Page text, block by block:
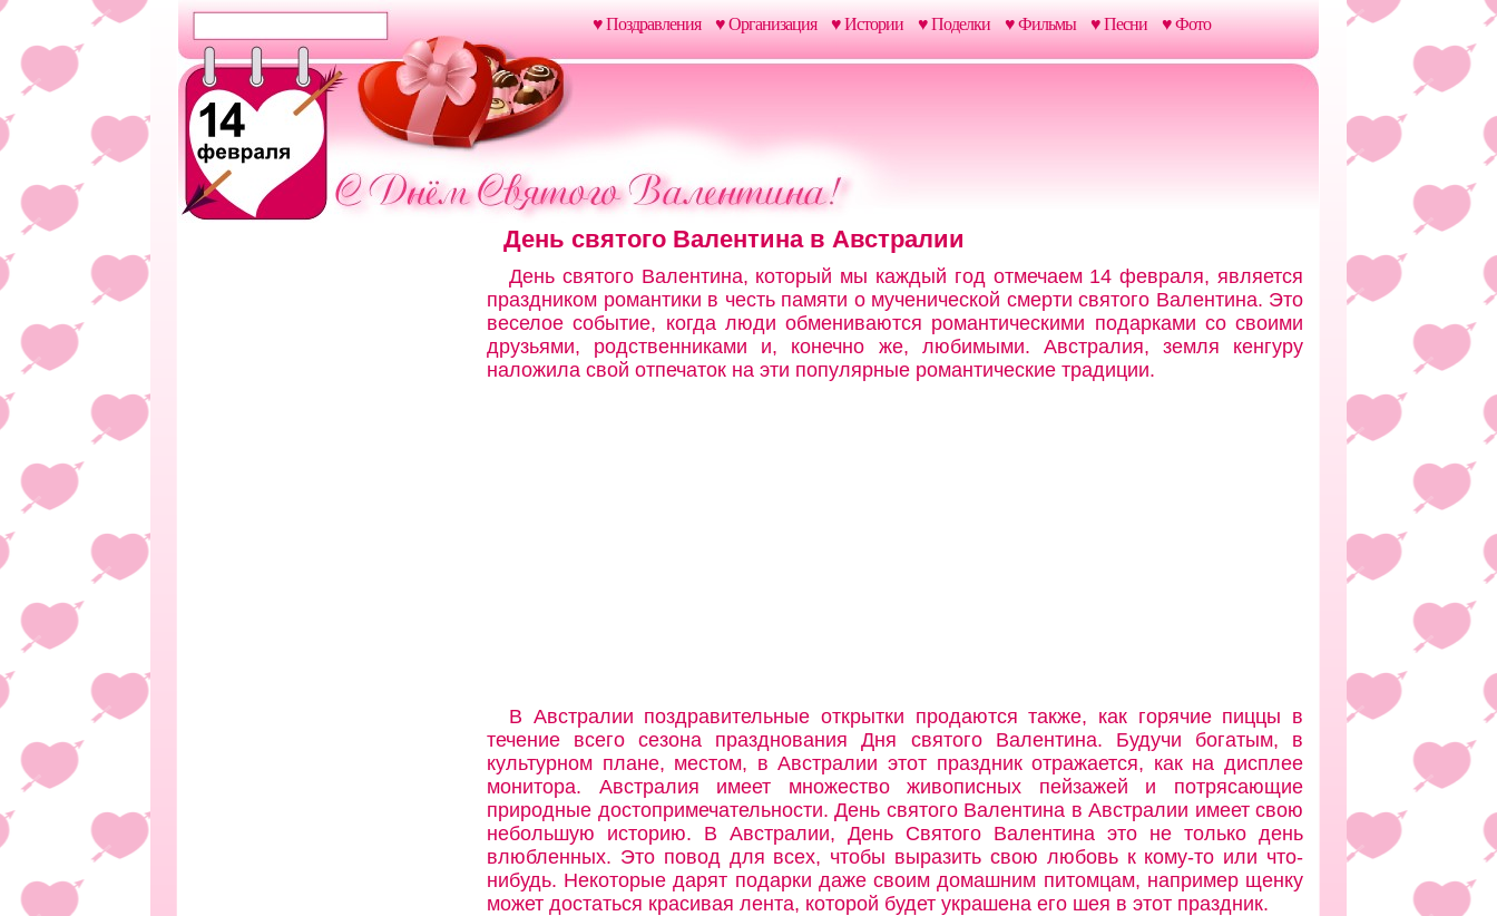
♥ Поздравления ♥ Организация ♥ Истории ♥ Поделки ♥ Фильмы ♥ Песни ♥ Фото
День святого Валентина в Австралии
День святого Валентина, который мы каждый год отмечаем 14 февраля, является
праздником романтики в честь памяти о мученической смерти святого Валентина. Это
веселое событие, когда люди обмениваются романтическими подарками со своими
друзьями, родственниками и, конечно же, любимыми. Австралия, земля кенгуру
наложила свой отпечаток на эти популярные романтические традиции.
В Австралии поздравительные открытки продаются также, как горячие пиццы в
течение всего сезона празднования Дня святого Валентина. Будучи богатым, в
культурном плане, местом, в Австралии этот праздник отражается, как на дисплее
монитора. Австралия имеет множество живописных пейзажей и потрясающие
природные достопримечательности. День святого Валентина в Австралии имеет свою
небольшую историю. В Австралии, День Святого Валентина это не только день
влюбленных. Это повод для всех, чтобы выразить свою любовь к кому-то или что-
нибудь. Некоторые дарят подарки даже своим домашним питомцам, например щенку
может достаться красивая лента, которой будет украшена его шея в этот праздник.